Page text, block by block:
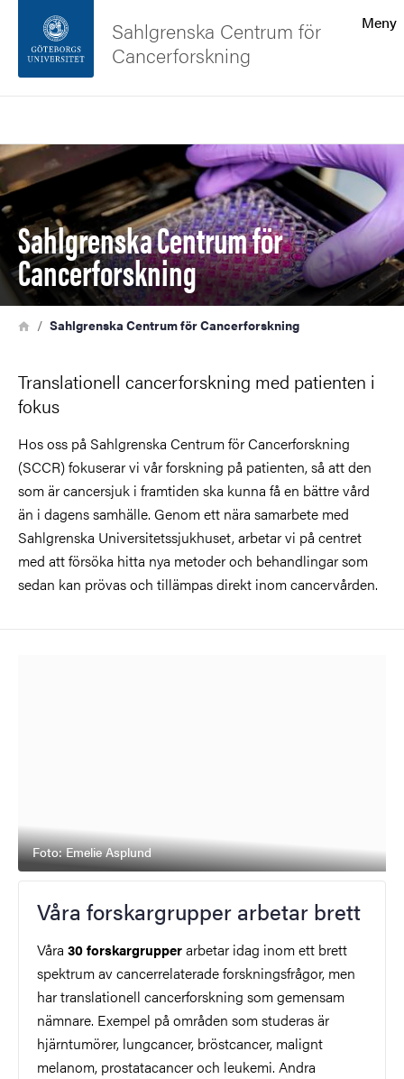
Sidfoten
Om webbplatsen
Meny
Sahlgrenska Centrum för
Cancerforskning
Sahlgrenska Centrum för
Cancerforskning
Bild
Länkstig
HemSahlgrenska Centrum för Cancerforskning
Translationell cancerforskning med patienten i
fokus
Hos oss på Sahlgrenska Centrum för Cancerforskning
(SCCR) fokuserar vi vår forskning på patienten, så att den
som är cancersjuk i framtiden ska kunna få en bättre vård
än i dagens samhälle. Genom ett nära samarbete med
Sahlgrenska Universitetssjukhuset, arbetar vi på centret
med att försöka hitta nya metoder och behandlingar som
sedan kan prövas och tillämpas direkt inom cancervården.
Foto: Emelie Asplund
Våra forskargrupper arbetar brett
Våra 30 forskargrupperarbetar idag inom ett brett
spektrum av cancerrelaterade forskningsfrågor, men
har translationell cancerforskning som gemensam
nämnare. Exempel på områden som studeras är
hjärntumörer, lungcancer, bröstcancer, malignt
melanom, prostatacancer och leukemi. Andra